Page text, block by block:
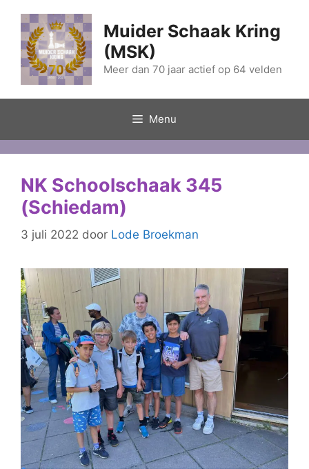
naar
inhoud
Muider Schaak Kring
(MSK)
Meer dan 70 jaar actief op 64 velden
Menu
NK Schoolschaak 345
(Schiedam)
3 juli 2022 door Lode Broekman